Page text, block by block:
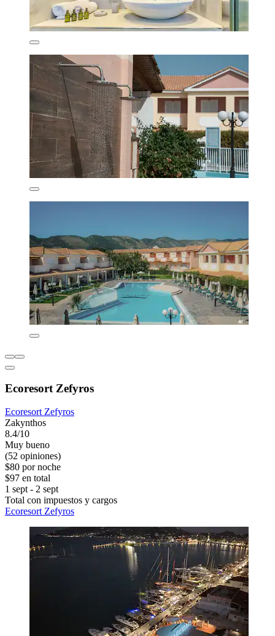
Ecoresort Zefyros
Ecoresort Zefyros
Zakynthos
8.4/10
Muy bueno
(52 opiniones)
$80 por noche
$97 en total
1 sept - 2 sept
Total con impuestos y cargos
Ecoresort Zefyros